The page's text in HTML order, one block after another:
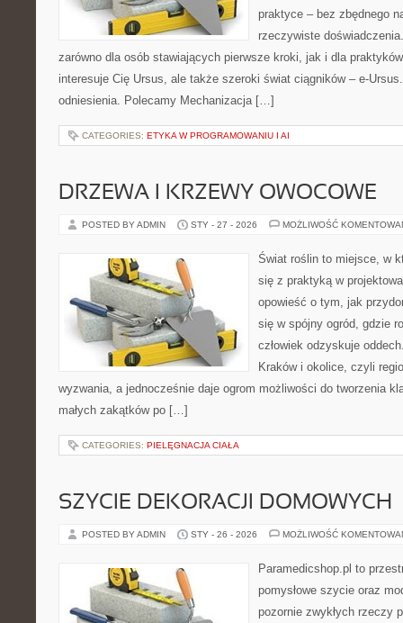
praktyce – bez zbędnego
rzeczywiste
zarówno dla osób stawiających pierwsze kroki, jak i dla
interesuje Cię Ursus, ale także szeroki świat ciągników – e-
odniesienia. Polecamy Mechanizacja […]
CATEGORIES: ETYKA W PROGRAMOWANIU I AI
DRZEWA I KRZEWY OWOCOWE
POSTED BY ADMIN STY - 27 - 2026 MOŻLIWOŚĆ
Świat roślin to miejsce, w
się z praktyką w
opowieść o tym, jak
się w spójny ogród, gdzie
człowiek odzyskuje
Kraków i okolice, czyli
wyzwania, a jednocześnie daje ogrom możliwości do tworzenia
małych zakątków po […]
CATEGORIES: PIELĘGNACJA CIAŁA
SZYCIE DEKORACJI DOMOWYCH
POSTED BY ADMIN STY - 26 - 2026 MOŻLIWOŚĆ
Paramedicshop.pl to
pomysłowe szycie oraz
pozornie zwykłych rzeczy